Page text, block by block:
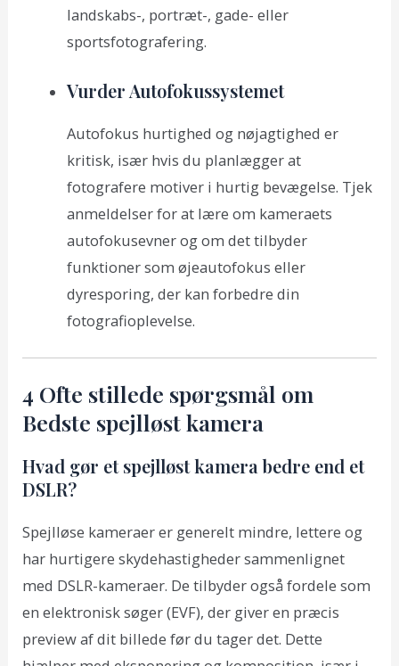
landskabs-, portræt-, gade- eller
sportsfotografering.
Vurder Autofokussystemet
Autofokus hurtighed og nøjagtighed er
kritisk, især hvis du planlægger at
fotografere motiver i hurtig bevægelse. Tjek
anmeldelser for at lære om kameraets
autofokusevner og om det tilbyder
funktioner som øjeautofokus eller
dyresporing, der kan forbedre din
fotografioplevelse.
4 Ofte stillede spørgsmål om
Bedste spejlløst kamera
Hvad gør et spejlløst kamera bedre end et
DSLR?
Spejlløse kameraer er generelt mindre, lettere og
har hurtigere skydehastigheder sammenlignet
med DSLR-kameraer. De tilbyder også fordele som
en elektronisk søger (EVF), der giver en præcis
preview af dit billede før du tager det. Dette